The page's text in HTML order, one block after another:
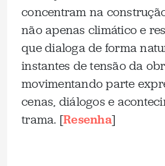
concentram na
não apenas climático e
que dialoga de forma
instantes de tensão da
movimentando parte
cenas, diálogos e
trama. [Resenha]